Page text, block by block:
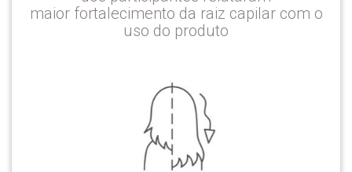
maior fortalecimento da raiz capilar com o
uso do produto